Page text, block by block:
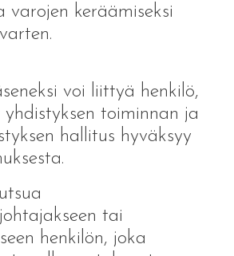
varojen keräämiseksi
voi liittyä henkilö,
toiminnan ja
hallitus hyväksyy
tai
henkilön, joka